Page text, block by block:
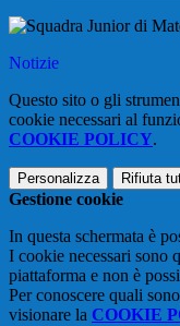
Notizie
Questo sito o gli
cookie necessari al
COOKIE POLICY.
Personalizza Rifiuta
Gestione cookie
In questa schermata è
I cookie necessari sono
piattaforma e non è
Per conoscere quali
visionare la COOKIE